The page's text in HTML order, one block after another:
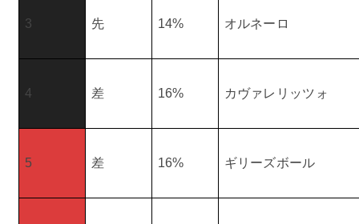
3 先 14% オルネーロ
4 差 16% カヴァレリッツォ
5 差 16% ギリーズボール